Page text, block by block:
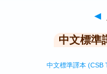
◄
中文標準
中文標準譯本 (CSB